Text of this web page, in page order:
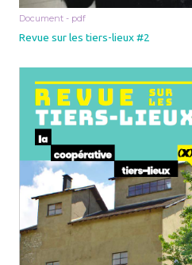
Document - pdf
Revue sur les tiers-lieux #2